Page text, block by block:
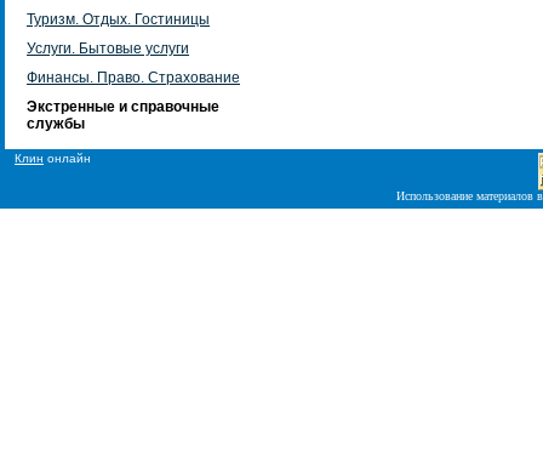
Туризм. Отдых. Гостиницы
Услуги. Бытовые услуги
Финансы. Право. Страхование
Экстренные и справочные
службы
Клин онлайн
Использование материалов